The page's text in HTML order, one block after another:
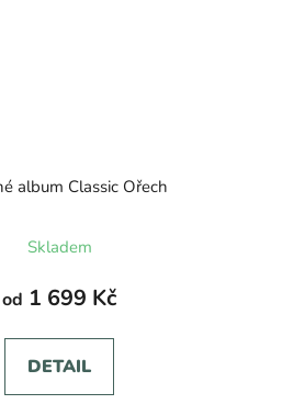
album Classic Ořech
hodnocení
produktu
je
5,0
z
5
Skladem
od 1 699 Kč
DETAIL